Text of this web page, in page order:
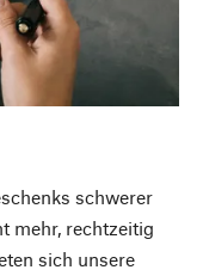
schwerer
mehr, rechtzeitig
sich unsere